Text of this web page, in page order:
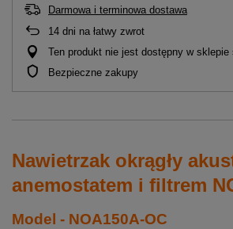
Darmowa i terminowa dostawa
14 dni na łatwy zwrot
Ten produkt nie jest dostępny w sklepie
Bezpieczne zakupy
Nawietrzak okrągły
anemostatem i filtrem
Model - NOA150A-OC